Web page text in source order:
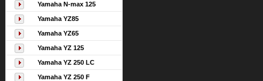
Yamaha N-max 125
Yamaha YZ85
Yamaha YZ65
Yamaha YZ 125
Yamaha YZ 250 LC
Yamaha YZ 250 F